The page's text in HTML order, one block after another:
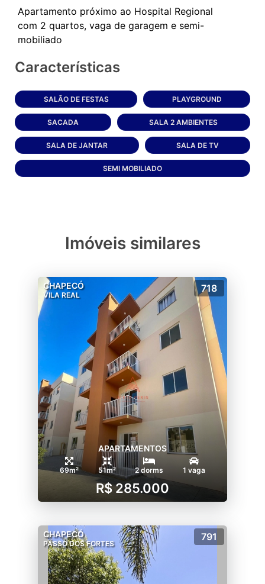
Apartamento próximo ao Hospital Regional
com 2 quartos, vaga de garagem e semi-
Características
SALÃO DE FESTAS PLAYGROUND
SACADA SALA 2 AMBIENTES
SALA DE JANTAR SALA DE TV
SEMI MOBILIADO
Imóveis similares
CHAPECÓ
VILA REAL
718
APARTAMENTOS
69m² 51m² 2 dorms 1 vaga
R$ 285.000
CHAPECÓ
PASSO DOS FORTES
791